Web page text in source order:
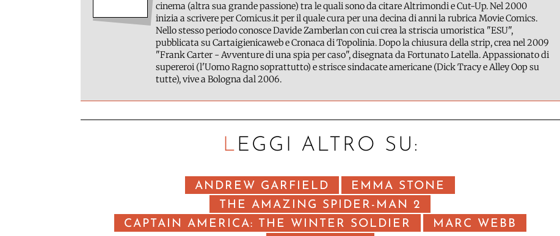
cinema (altra sua grande passione) tra le quali sono da citare Altrimondi e Cut-Up. Nel 2000
inizia a scrivere per Comicus.it per il quale cura per una decina di anni la rubrica Movie Comics.
Nello stesso periodo conosce Davide Zamberlan con cui crea la striscia umoristica "ESU",
pubblicata su Cartaigienicaweb e Cronaca di Topolinia. Dopo la chiusura della strip, crea nel 2009
"Frank Carter - Avventure di una spia per caso", disegnata da Fortunato Latella. Appassionato di
supereroi (l'Uomo Ragno soprattutto) e strisce sindacate americane (Dick Tracy e Alley Oop su
tutte), vive a Bologna dal 2006.
LEGGI ALTRO SU:
ANDREW GARFIELD
EMMA STONE
THE AMAZING SPIDER-MAN 2
CAPTAIN AMERICA: THE WINTER SOLDIER
MARC WEBB